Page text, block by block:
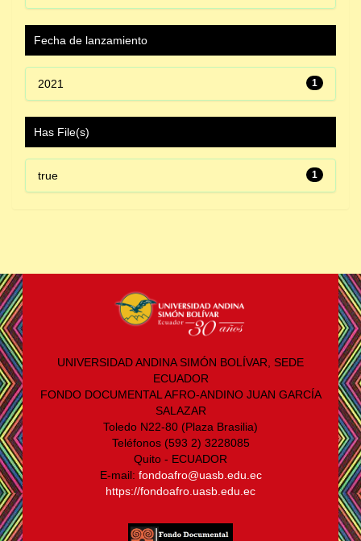
Fecha de lanzamiento
1
2021
Has File(s)
1
true
UNIVERSIDAD ANDINA SIMÓN BOLÍVAR, SEDE
ECUADOR
FONDO DOCUMENTAL AFRO-ANDINO JUAN GARCÍA
SALAZAR
Toledo N22-80 (Plaza Brasilia)
Teléfonos (593 2) 3228085
Quito - ECUADOR
E-mail: fondoafro@uasb.edu.ec
https://fondoafro.uasb.edu.ec